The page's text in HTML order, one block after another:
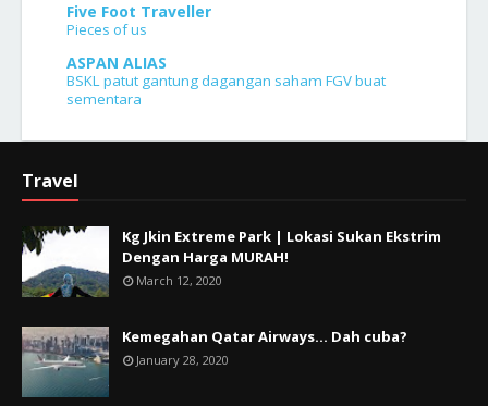
Five Foot Traveller
Pieces of us
ASPAN ALIAS
BSKL patut gantung dagangan saham FGV buat
sementara
Travel
Kg Jkin Extreme Park | Lokasi Sukan Ekstrim
Dengan Harga MURAH!
March 12, 2020
Kemegahan Qatar Airways... Dah cuba?
January 28, 2020